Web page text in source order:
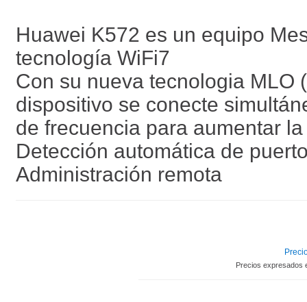
Huawei K572 es un equipo
tecnología WiFi7
Con su nueva tecnologia MLO
dispositivo se conecte
de frecuencia para aumentar
Detección automática de
Administración remota
Precios expresados